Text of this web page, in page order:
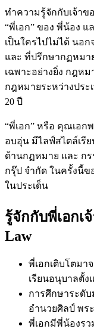
ทำความรู้จักกับเจ้าขอ
“พี่เอก” ของ พี่น้อง
เป็นใครไปไม่ได้ นอก
และ ที่ปรึกษากฏหมา
เฉพาะอย่างยิ่ง กฎห
กฎหมายระหว่างปร
20 ปี
“พี่เอก” หรือ คุณเอก
อบอุ่น มีไลฟ์สไตล์เรี
ด้านกฏหมาย และ ก
กรุ๊ป จำกัด ในครั้งนี้ข
ในประเด็น
รู้จักกับพี่เอกเ
Law
พี่เอกเติบโตมา
เรียนอนุบาลตั้ง
การศึกษาระดับ
อำนวยศิลป์ พร
พี่เอกมีพี่น้องรว